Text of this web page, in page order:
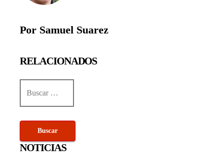
Por Samuel Suarez
RELACIONADOS
NOTICIAS